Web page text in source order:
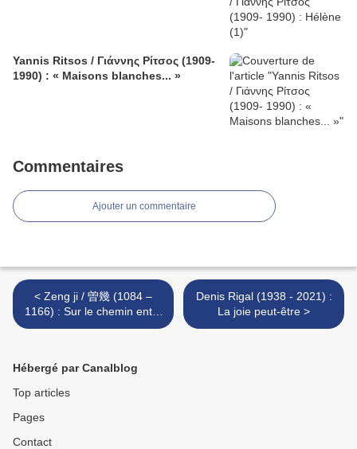
Yannis Ritsos / Γιάννης Ρίτσος (1909-
1990) : « Maisons blanches... »
Commentaires
Ajouter un commentaire
< Zeng ji / 曽幾 (1084 –
1166) : Sur le chemin entre
Suzhou et Xiuzhou
Denis Rigal (1938 - 2021) :
La joie peut-être >
Hébergé par Canalblog
Top articles
Pages
Contact